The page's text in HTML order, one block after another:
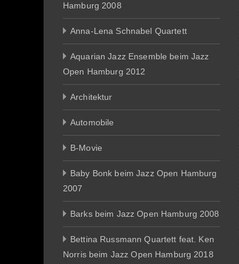
Hamburg 2008
Anna-Lena Schnabel Quartett
Aquarian Jazz Ensemble beim Jazz
Open Hamburg 2012
Architektur
Automobile
B-Movie
Baby Bonk beim Jazz Open Hamburg
2007
Barks beim Jazz Open Hamburg 2008
Bettina Russmann Quartett feat. Ken
Norris beim Jazz Open Hamburg 2018